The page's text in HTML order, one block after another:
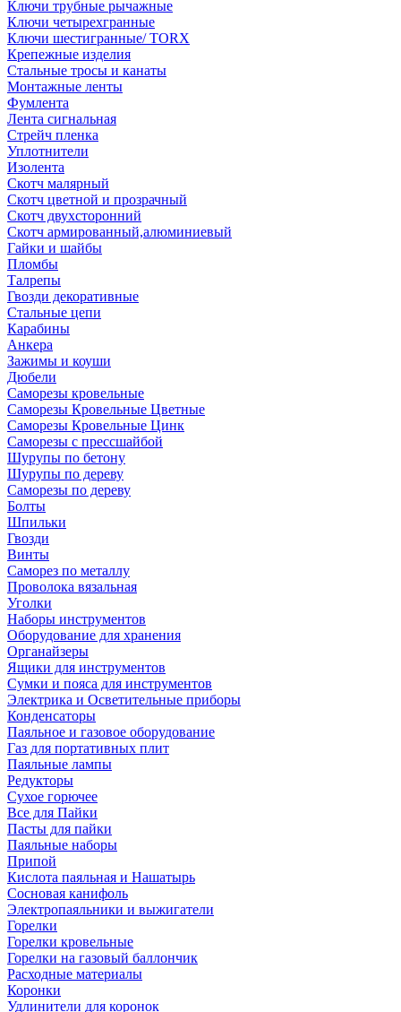
Ключи трубные рычажные
Ключи четырехгранные
Ключи шестигранные/ TORX
Крепежные изделия
Стальные тросы и канаты
Монтажные ленты
Фумлента
Лента сигнальная
Стрейч пленка
Уплотнители
Изолента
Скотч малярный
Скотч цветной и прозрачный
Скотч двухсторонний
Скотч армированный,алюминиевый
Гайки и шайбы
Пломбы
Талрепы
Гвозди декоративные
Стальные цепи
Карабины
Анкера
Зажимы и коуши
Дюбели
Саморезы кровельные
Саморезы Кровельные Цветные
Саморезы Кровельные Цинк
Саморезы с прессшайбой
Шурупы по бетону
Шурупы по дереву
Саморезы по дереву
Болты
Шпильки
Гвозди
Винты
Саморез по металлу
Проволока вязальная
Уголки
Наборы инструментов
Оборудование для хранения
Органайзеры
Ящики для инструментов
Сумки и пояса для инструментов
Электрика и Осветительные приборы
Конденсаторы
Паяльное и газовое оборудование
Газ для портативных плит
Паяльные лампы
Редукторы
Сухое горючее
Все для Пайки
Пасты для пайки
Паяльные наборы
Припой
Кислота паяльная и Нашатырь
Сосновая канифоль
Электропаяльники и выжигатели
Горелки
Горелки кровельные
Горелки на газовый баллончик
Расходные материалы
Коронки
Удлинители для коронок